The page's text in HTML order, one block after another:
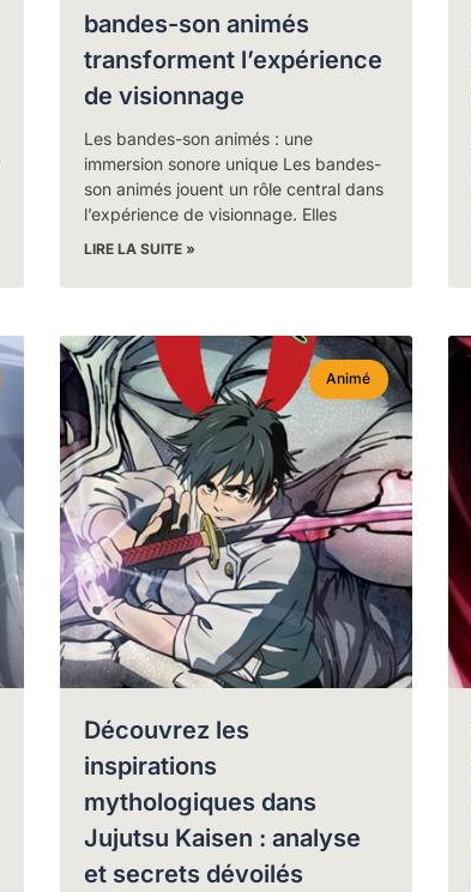
bandes-son animés
transforment l’expérience
de visionnage
Les bandes-son animés : une
immersion sonore unique Les bandes-
son animés jouent un rôle central dans
l’expérience de visionnage. Elles
LIRE LA SUITE »
Animé
Découvrez les
inspirations
mythologiques dans
Jujutsu Kaisen : analyse
et secrets dévoilés